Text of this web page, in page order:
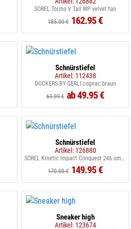
SOREL Torino V Tall WP velvet tan
185.00 € 162.95 €
Schnürstiefel
Artikel: 112438
DOCKERS BY GERLI cognac braun
69.99 € ab 49.95 €
Schnürstiefel
Artikel: 126880
SOREL Kinetic Impact Conquest 246 omega taupe
170.00 € 149.95 €
Sneaker high
Artikel: 123674